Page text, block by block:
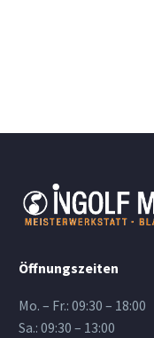
Öffnungszeiten
Mo. – Fr.: 09:30 – 18:00
Sa.: 09:30 – 13:00